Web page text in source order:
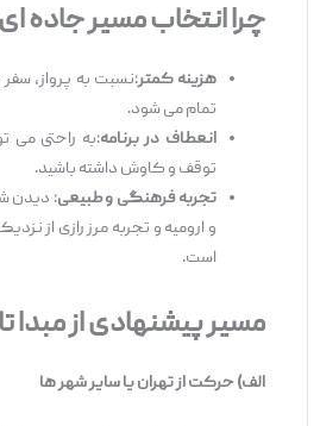
چرا انتخاب مسیر جاده‌
هزینه کمتر:نسبت به پرواز، سفر
تمام می ‌شود.
انعطاف در برنامه:به راحتی می
توقف و کاوش داشته باشید.
تجربه فرهنگی و طبیعی: دیدن
و ارومیه و تجربه مرز رازی از
است.
مسیر پیشنهادی از مبدا تا
الف) حرکت از تهران یا سایر شهرها